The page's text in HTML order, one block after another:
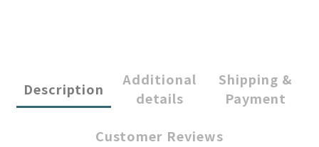
Description
Additional
details
Shipping &
Payment
Customer Reviews